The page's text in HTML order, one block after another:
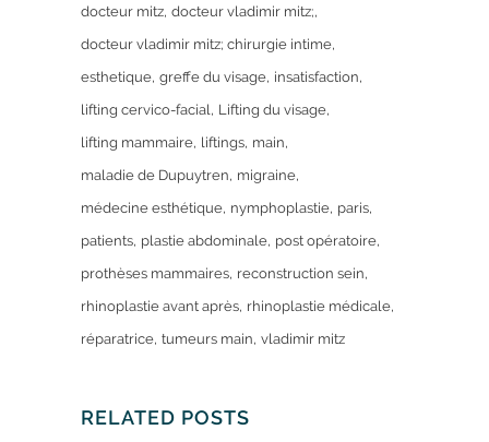
docteur mitz docteur vladimir mitz;
docteur vladimir mitz; chirurgie intime
esthetique greffe du visage insatisfaction
lifting cervico-facial Lifting du visage
lifting mammaire liftings main
maladie de Dupuytren migraine
médecine esthétique nymphoplastie paris
patients plastie abdominale post opératoire
prothèses mammaires reconstruction sein
rhinoplastie avant après rhinoplastie médicale
réparatrice tumeurs main vladimir mitz
RELATED POSTS